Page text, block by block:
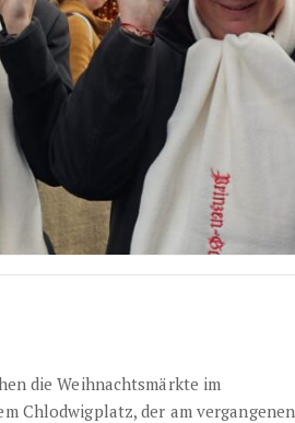
die Weihnachtsmärkte im
Chlodwigplatz, der am vergangenen